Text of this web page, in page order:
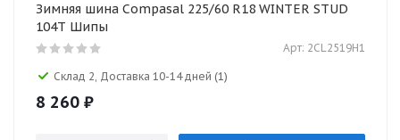
Зимняя шина Compasal 225/60 R18 WINTER STUD
104T Шипы
Арт: 2CL2519H1
Склад 2, Доставка 10-14 дней (1)
8 260 ₽